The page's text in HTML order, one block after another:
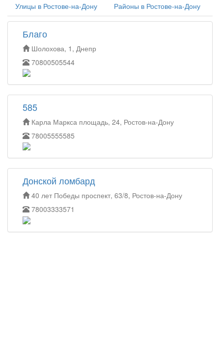
Улицы в Ростове-на-Дону Районы в Ростове-на-Дону
Благо
Шолохова, 1, Днепр
70800505544
585
Карла Маркса площадь, 24, Ростов-на-Дону
78005555585
Донской ломбард
40 лет Победы проспект, 63/8, Ростов-на-Дону
78003333571